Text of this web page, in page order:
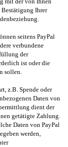
Bestätigung Ihrer
seitens PayPal
verbundene
der
ist oder die
sollen.
z.B. Spende oder
Daten von
dient der
getätigte Zahlung.
Daten von PayPal
werden,